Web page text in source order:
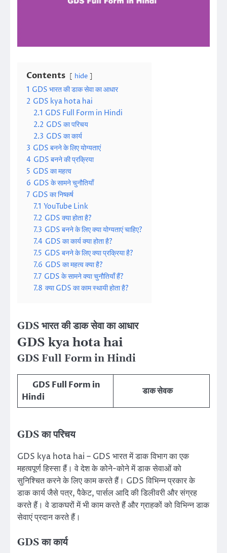
Contents hide
1 GDS भारत की डाक सेवा का आधार
2 GDS kya hota hai
2.1 GDS Full Form in Hindi
2.2 GDS का परिचय
2.3 GDS का कार्य
3 GDS बनने के लिए योग्यताएं
4 GDS बनने की प्रक्रिया
5 GDS का महत्व
6 GDS के सामने चुनौतियाँ
7 GDS का निष्कर्ष
7.1 YouTube Link
7.2 GDS क्या होता है?
7.3 GDS बनने के लिए क्या योग्यताएं चाहिए?
7.4 GDS का कार्य क्या होता है?
7.5 GDS बनने के लिए क्या प्रक्रिया है?
7.6 GDS का महत्व क्या है?
7.7 GDS के सामने क्या चुनौतियाँ हैं?
7.8 क्या GDS का काम स्थायी होता है?
GDS भारत की डाक सेवा का आधार
GDS kya hota hai
GDS Full Form in Hindi
GDS Full Form in
Hindi
डाक सेवक
GDS का परिचय
GDS kya hota hai – GDS भारत में डाक विभाग का एक
महत्वपूर्ण हिस्सा हैं। वे देश के कोने-कोने में डाक सेवाओं को
सुनिश्चित करने के लिए काम करते हैं। GDS विभिन्न प्रकार के
डाक कार्य जैसे पत्र, पैकेट, पार्सल आदि की डिलीवरी और संग्रह
करते हैं। वे डाकघरों में भी काम करते हैं और ग्राहकों को विभिन्न डाक
सेवाएं प्रदान करते हैं।
GDS का कार्य